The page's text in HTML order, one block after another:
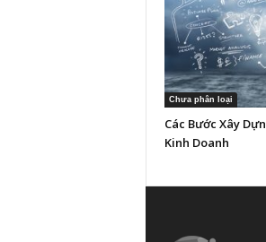
Chưa phân loại
Các Bước Xây
Kinh Doanh